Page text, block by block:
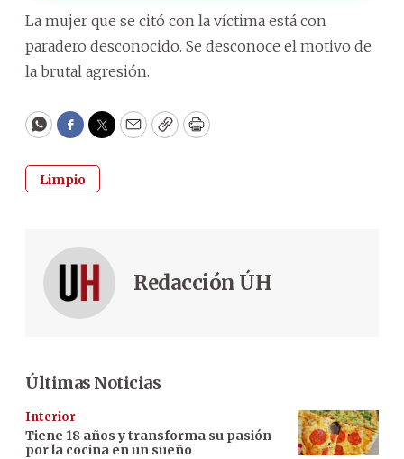
La mujer que se citó con la víctima está con
paradero desconocido. Se desconoce el motivo de
la brutal agresión.
WhatsApp
Facebook
Twitter
EmailCopyPrint
Limpio
Redacción ÚH
Últimas Noticias
Interior
Tiene 18 años y transforma su pasión
por la cocina en un sueño